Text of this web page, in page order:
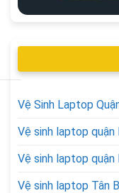
Vệ Sinh Laptop
Vệ sinh laptop quận
Vệ sinh laptop quận
Vệ sinh laptop Tân